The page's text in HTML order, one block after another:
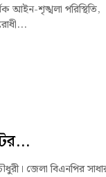
আইন-শৃঙ্খলা পরিস্থিতি,
জেলা বিএনপির